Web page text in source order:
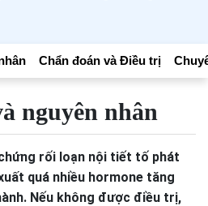
Chẩn đoán và Điều trị
nguyên nhân
rối loạn nội tiết tố phát
quá nhiều hormone tăng
Nếu không được điều trị,